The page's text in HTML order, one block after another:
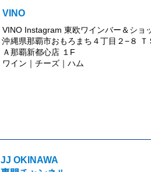
VINO
VINO Instagram 東欧ワインバー＆ショ
沖縄県那覇市おもろまち４丁目２−８ Ｔ
Ａ那覇新都心店 １F
ワイン｜チーズ｜ハム
JJ OKINAWA